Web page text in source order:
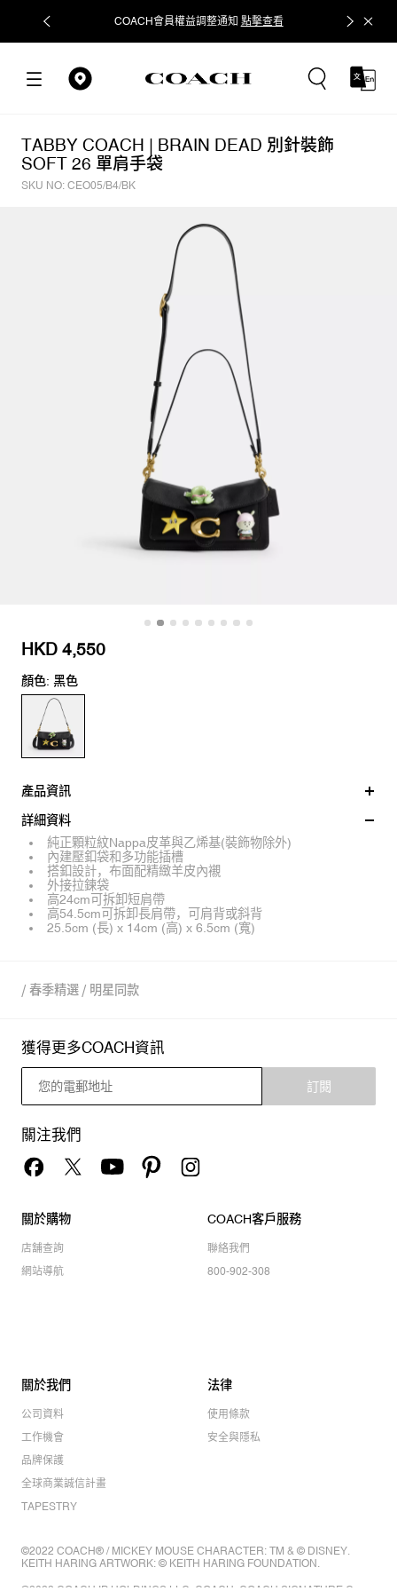
COACH會員權益調整通知 點擊查看 立即追蹤
TABBY COACH | BRAIN DEAD 別針裝飾
SOFT 26 單肩手袋
SKU NO: CEO05/B4/BK
HKD 4,550
顏色: 黑色
產品資訊
詳細資料
純正顆粒紋Nappa皮革與乙烯基(裝飾物除外)
內建壓釦袋和多功能插槽
搭釦設計，布面配精緻羊皮內襯
外接拉鍊袋
高24cm可拆卸短肩帶
高54.5cm可拆卸長肩帶，可肩背或斜背
25.5cm (長) x 14cm (高) x 6.5cm (寬)
/ 春季精選 / 明星同款
獲得更多COACH資訊
訂閱
關注我們
關於購物
店舖查詢
網站導航
COACH客戶服務
聯絡我們
800-902-308
關於我們
公司資料
工作機會
品牌保護
全球商業誠信計畫
TAPESTRY
法律
使用條款
安全與隱私
©2022 COACH® / MICKEY MOUSE CHARACTER: TM & © DISNEY.
KEITH HARING ARTWORK: © KEITH HARING FOUNDATION.